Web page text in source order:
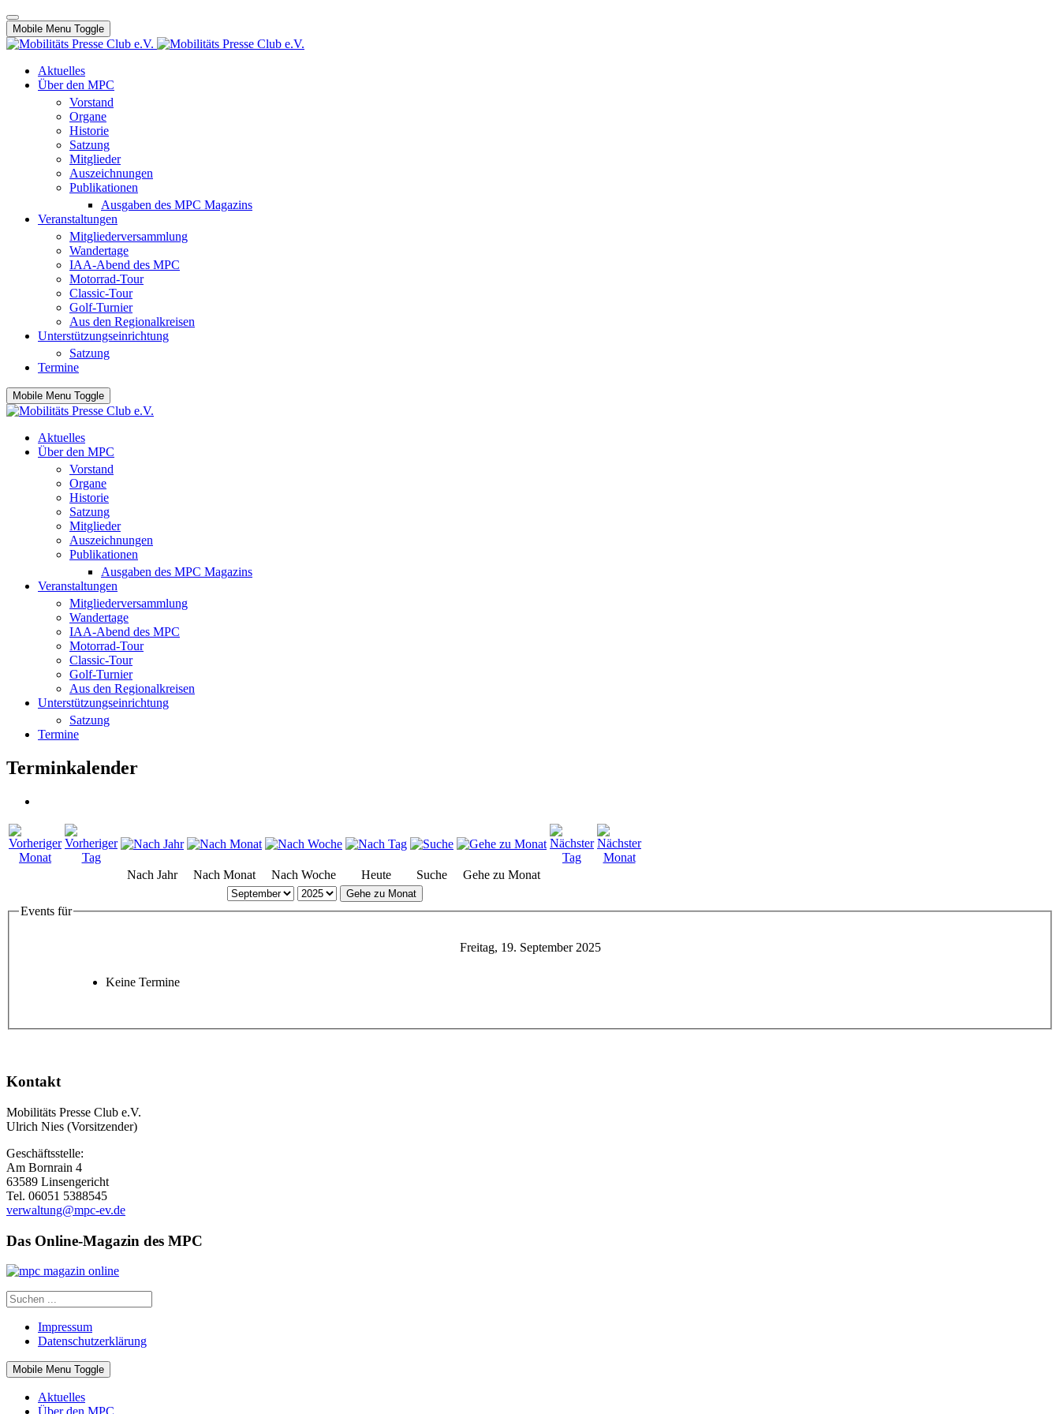
Mobile Menu Toggle
Aktuelles
Über den MPC
Vorstand
Organe
Historie
Satzung
Mitglieder
Auszeichnungen
Publikationen
Ausgaben des MPC Magazins
Veranstaltungen
Mitgliederversammlung
Wandertage
IAA-Abend des MPC
Motorrad-Tour
Classic-Tour
Golf-Turnier
Aus den Regionalkreisen
Unterstützungseinrichtung
Satzung
Termine
Mobile Menu Toggle
Aktuelles
Über den MPC
Vorstand
Organe
Historie
Satzung
Mitglieder
Auszeichnungen
Publikationen
Ausgaben des MPC Magazins
Veranstaltungen
Mitgliederversammlung
Wandertage
IAA-Abend des MPC
Motorrad-Tour
Classic-Tour
Golf-Turnier
Aus den Regionalkreisen
Unterstützungseinrichtung
Satzung
Termine
Terminkalender
Nach Jahr Nach Monat Nach Woche Heute Suche Gehe zu Monat
Gehe zu Monat
Events für
Freitag, 19. September 2025
Keine Termine
Kontakt
Mobilitäts Presse Club e.V.
Ulrich Nies (Vorsitzender)
Geschäftsstelle:
Am Bornrain 4
63589 Linsengericht
Tel. 06051 5388545
verwaltung@mpc-ev.de
Das Online-Magazin des MPC
Impressum
Datenschutzerklärung
Mobile Menu Toggle
Aktuelles